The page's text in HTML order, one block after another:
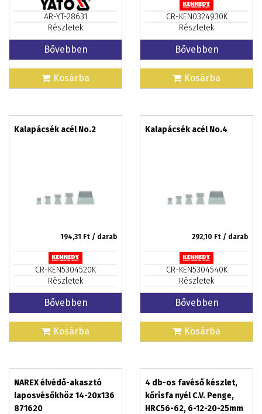
AR-YT-28631
Részletek
Bővebben
Kosárba
CR-KEN0324930K
Részletek
Bővebben
Kosárba
Kalapácsék acél No.2
194,31 Ft / darab
CR-KEN5304520K
Részletek
Bővebben
Kosárba
Kalapácsék acél No.4
292,10 Ft / darab
CR-KEN5304540K
Részletek
Bővebben
Kosárba
NAREX élvédő-akasztó
laposvésőkhöz 14-20x136
871620
4 db-os favéső készlet,
kőrisfa nyél C.V. Penge,
HRC56-62, 6-12-20-25mm